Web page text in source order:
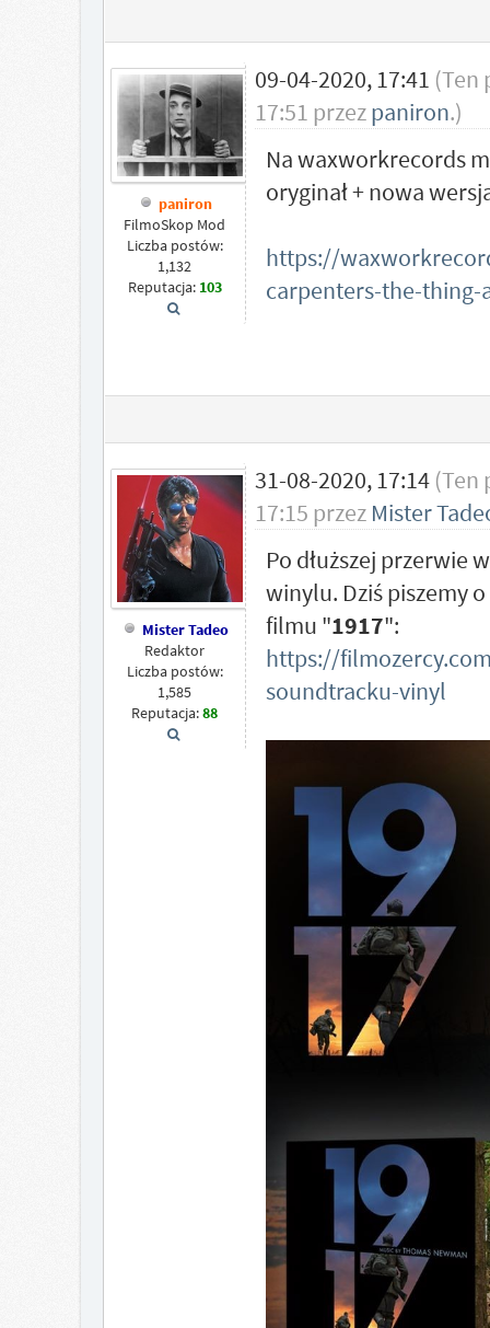
paniron
FilmoSkop Mod
Liczba postów:
1,132
Reputacja: 103
09-04-2020, 17:41 (Ten
17:51 przezpaniron.)
Na waxworkrecords
oryginał + nowa
https://
carpenters-the-
Mister Tadeo
Redaktor
Liczba postów:
1,585
Reputacja:88
31-08-2020, 17:14 (Ten
17:15 przez Mister
Po dłuższej przerwie
winylu. Dziś piszemy
filmu "1917":
https://
soundtracku-vinyl